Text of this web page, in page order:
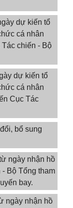
dự kiến tổ
cá nhân
chiến - Bộ
dự kiến tổ
cá nhân
Cục Tác
bổ sung
ngày nhận hồ
Bộ Tổng tham
bay.
ngày nhận hồ